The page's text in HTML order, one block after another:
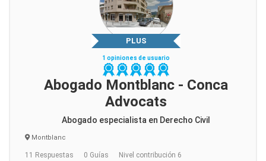
PLUS
1 opiniones de usuario
Abogado Montblanc - Conca
Advocats
Abogado especialista en Derecho Civil
Montblanc
11 Respuestas 0 Guías Nivel contribución 6